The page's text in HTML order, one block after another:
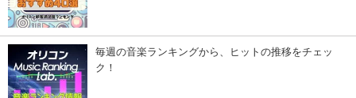
毎週の音楽ランキングから、ヒットの推移をチェッ
ク！